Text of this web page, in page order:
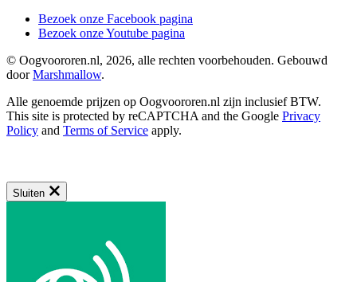
Bezoek onze Facebook pagina
Bezoek onze Youtube pagina
© Oogvoororen.nl, 2026, alle rechten voorbehouden. Gebouwd
doorMarshmallow.
Alle genoemde prijzen op Oogvoororen.nl zijn inclusief BTW.
This site is protected by reCAPTCHA and the Google Privacy
Policy and Terms of Service apply.
Sluiten